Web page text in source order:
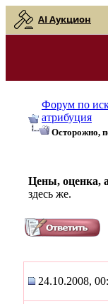
AI Аукцион
Форум по
атрибуция
Осторожно,
Цены, оценка,
здесь же.
24.10.2008,